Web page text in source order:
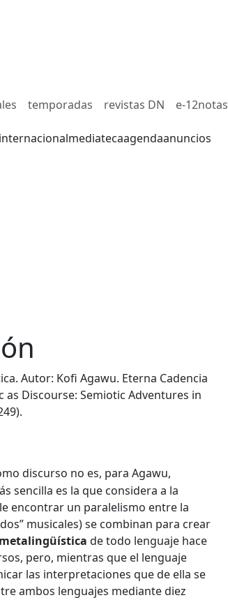
temporadas revistas DN e-12notas
internacionalmediatecaagendaanuncios
Autor: Kofi Agawu. Eterna Cadencia
as Discourse: Semiotic Adventures in
discurso no es, para Agawu,
sencilla es la que considera a la
encontrar un paralelismo entre la
musicales) se combinan para crear
de todo lenguaje hace
pero, mientras que el lenguaje
las interpretaciones que de ella se
ambos lenguajes mediante diez